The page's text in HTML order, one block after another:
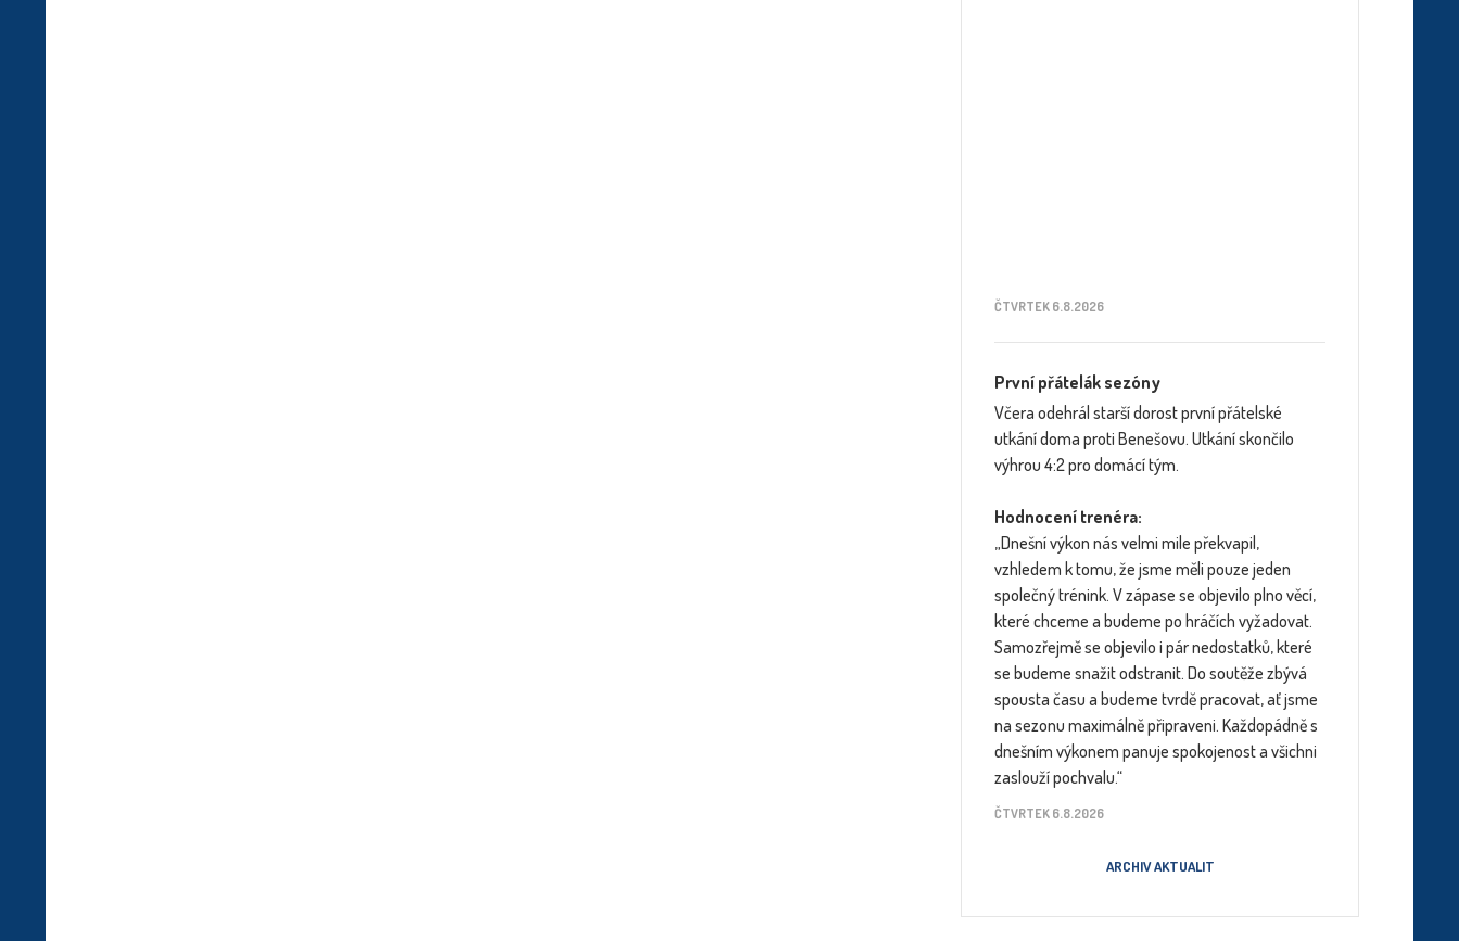
ČTVRTEK 6.8.2026
První přátelák sezóny
Včera odehrál starší dorost první přátelské
utkání doma proti Benešovu. Utkání skončilo
výhrou 4:2 pro domácí tým.
Hodnocení trenéra:
„Dnešní výkon nás velmi mile překvapil,
vzhledem k tomu, že jsme měli pouze jeden
společný trénink. V zápase se objevilo plno věcí,
které chceme a budeme po hráčích vyžadovat.
Samozřejmě se objevilo i pár nedostatků, které
se budeme snažit odstranit. Do soutěže zbývá
spousta času a budeme tvrdě pracovat, ať jsme
na sezonu maximálně připraveni. Každopádně s
dnešním výkonem panuje spokojenost a všichni
zaslouží pochvalu.“
ČTVRTEK 6.8.2026
ARCHIV AKTUALIT